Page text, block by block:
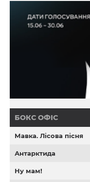
БОКС ОФІС
Мавка. Лісова пісня
Антарктида
Ну мам!